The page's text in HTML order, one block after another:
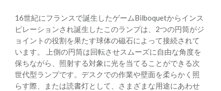
16世紀にフランスで誕生したゲームBilboquetからインス
ピレーションされ誕生したこのランプは、2つの円筒がジ
ョイントの役割を果たす球体の磁石によって接続されて
います。 上側の円筒は回転させスムーズに自由な角度を
保ちながら、照射する対象に光を当てることができる次
世代型ランプです。デスクでの作業や壁面を柔らかく照
らす際、または読書灯として、さまざまな用途にあわせ